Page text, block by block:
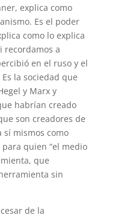
explica como
Es el poder
como lo explica
a
en el ruso y el
la sociedad que
y Marx y
habrían creado
son creadores de
sí mismos como
quien “el medio
que
sin
de la